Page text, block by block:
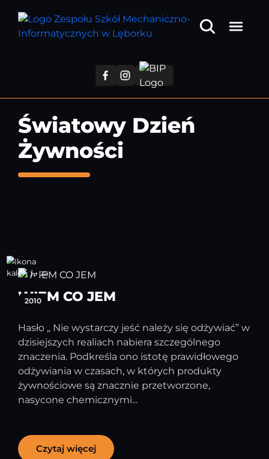
treści
Światowy Dzień
Żywności
12
2010
WIEM CO JEM
Hasło „ Nie wystarczy jeść należy się odżywiać” w
dzisiejszych realiach nabiera szczególnego
znaczenia. Podkreśla ono istotę prawidłowego
odżywiania w czasach, w których produkty
żywnościowe są znacznie przetworzone,
nasycone chemicznymi...
Czytaj więcej